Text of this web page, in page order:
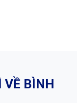
VỀ BÌNH